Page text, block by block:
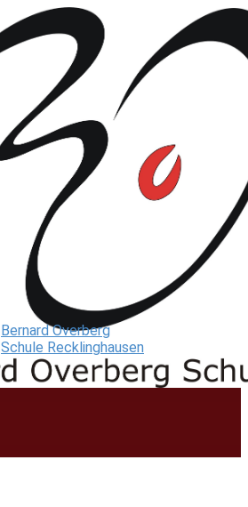
Bernard Overberg
Schule Recklinghausen